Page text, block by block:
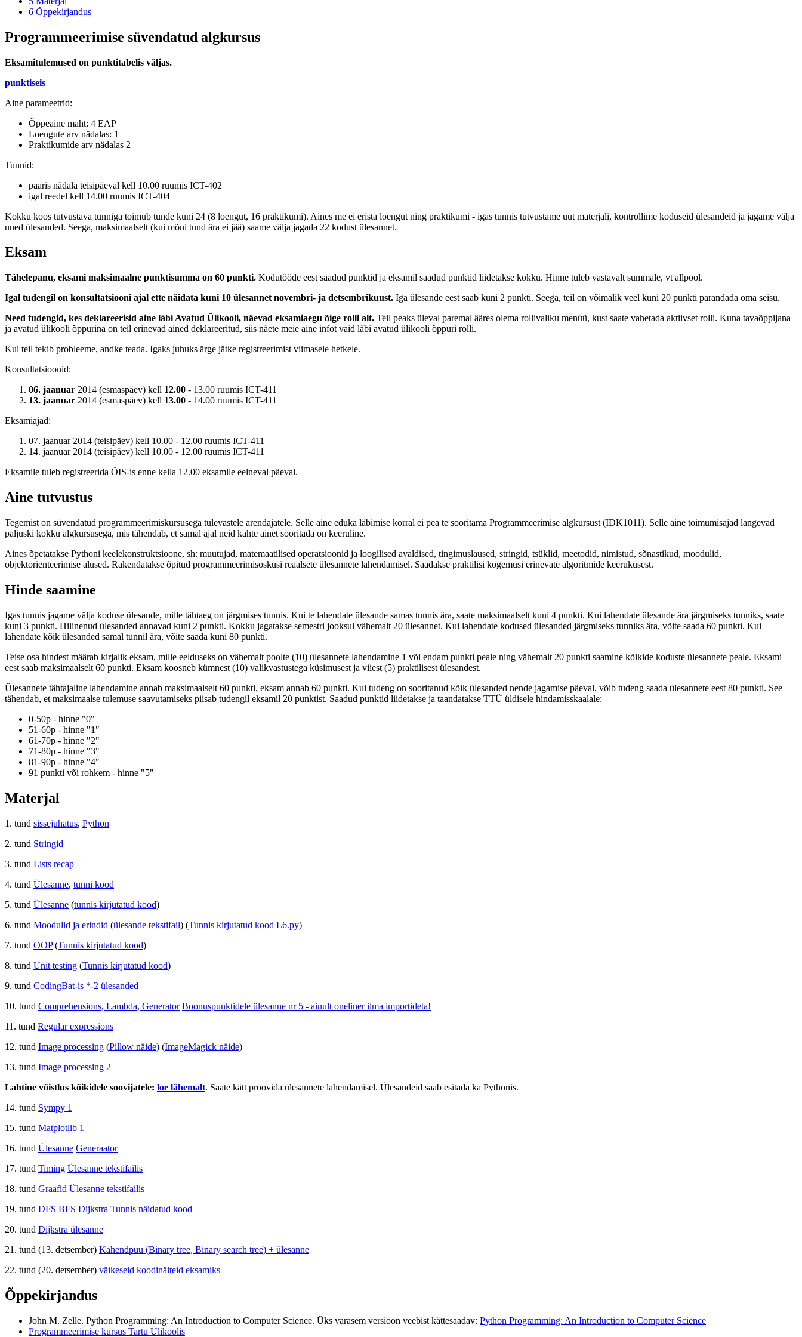
6 Õppekirjandus
Programmeerimise süvendatud algkursus
Eksamitulemused on punktitabelis väljas.
punktiseis
Aine parameetrid:
Õppeaine maht: 4 EAP
Loengute arv nädalas: 1
Praktikumide arv nädalas 2
Tunnid:
paaris nädala teisipäeval kell 10.00 ruumis ICT-402
igal reedel kell 14.00 ruumis ICT-404
Kokku koos tutvustava tunniga toimub tunde kuni 24 (8 loengut, 16 praktikumi). Aines me ei erista loengut ning praktikumi - igas tunnis tutvustame uut materjali, kontrollime koduseid ülesandeid ja jagame välja
uued ülesanded. Seega, maksimaalselt (kui mõni tund ära ei jää) saame välja jagada 22 kodust ülesannet.
Eksam
Tähelepanu, eksami maksimaalne punktisumma on 60 punkti. Kodutööde eest saadud punktid ja eksamil saadud punktid liidetakse kokku. Hinne tuleb vastavalt summale, vt allpool.
Igal tudengil on konsultatsiooni ajal ette näidata kuni 10 ülesannet novembri- ja detsembrikuust. Iga ülesande eest saab kuni 2 punkti. Seega, teil on võimalik veel kuni 20 punkti parandada oma seisu.
Need tudengid, kes deklareerisid aine läbi Avatud Ülikooli, näevad eksamiaegu õige rolli alt. Teil peaks üleval paremal ääres olema rollivaliku menüü, kust saate vahetada aktiivset rolli. Kuna tavaõppijana
ja avatud ülikooli õppurina on teil erinevad ained deklareeritud, siis näete meie aine infot vaid läbi avatud ülikooli õppuri rolli.
Kui teil tekib probleeme, andke teada. Igaks juhuks ärge jätke registreerimist viimasele hetkele.
Konsultatsioonid:
06. jaanuar 2014 (esmaspäev) kell 12.00 - 13.00 ruumis ICT-411
13. jaanuar 2014 (esmaspäev) kell 13.00 - 14.00 ruumis ICT-411
Eksamiajad:
07. jaanuar 2014 (teisipäev) kell 10.00 - 12.00 ruumis ICT-411
14. jaanuar 2014 (teisipäev) kell 10.00 - 12.00 ruumis ICT-411
Eksamile tuleb registreerida ÕIS-is enne kella 12.00 eksamile eelneval päeval.
Aine tutvustus
Tegemist on süvendatud programmeerimiskursusega tulevastele arendajatele. Selle aine eduka läbimise korral ei pea te sooritama Programmeerimise algkursust (IDK1011). Selle aine toimumisajad langevad
paljuski kokku algkursusega, mis tähendab, et samal ajal neid kahte ainet sooritada on keeruline.
Aines õpetatakse Pythoni keelekonstruktsioone, sh: muutujad, matemaatilised operatsioonid ja loogilised avaldised, tingimuslaused, stringid, tsüklid, meetodid, nimistud, sõnastikud, moodulid,
objektorienteerimise alused. Rakendatakse õpitud programmeerimisoskusi reaalsete ülesannete lahendamisel. Saadakse praktilisi kogemusi erinevate algoritmide keerukusest.
Hinde saamine
Igas tunnis jagame välja koduse ülesande, mille tähtaeg on järgmises tunnis. Kui te lahendate ülesande samas tunnis ära, saate maksimaalselt kuni 4 punkti. Kui lahendate ülesande ära järgmiseks tunniks, saate
kuni 3 punkti. Hilinenud ülesanded annavad kuni 2 punkti. Kokku jagatakse semestri jooksul vähemalt 20 ülesannet. Kui lahendate kodused ülesanded järgmiseks tunniks ära, võite saada 60 punkti. Kui
lahendate kõik ülesanded samal tunnil ära, võite saada kuni 80 punkti.
Teise osa hindest määrab kirjalik eksam, mille eelduseks on vähemalt poolte (10) ülesannete lahendamine 1 või endam punkti peale ning vähemalt 20 punkti saamine kõikide koduste ülesannete peale. Eksami
eest saab maksimaalselt 60 punkti. Eksam koosneb kümnest (10) valikvastustega küsimusest ja viiest (5) praktilisest ülesandest.
Ülesannete tähtajaline lahendamine annab maksimaalselt 60 punkti, eksam annab 60 punkti. Kui tudeng on sooritanud kõik ülesanded nende jagamise päeval, võib tudeng saada ülesannete eest 80 punkti. See
tähendab, et maksimaalse tulemuse saavutamiseks piisab tudengil eksamil 20 punktist. Saadud punktid liidetakse ja taandatakse TTÜ üldisele hindamisskaalale:
0-50p - hinne "0"
51-60p - hinne "1"
61-70p - hinne "2"
71-80p - hinne "3"
81-90p - hinne "4"
91 punkti või rohkem - hinne "5"
Materjal
1. tund sissejuhatus, Python
2. tund Stringid
3. tund Lists recap
4. tund Ülesanne, tunni kood
5. tund Ülesanne (tunnis kirjutatud kood)
6. tund Moodulid ja erindid (ülesande tekstifail) (Tunnis kirjutatud kood L6.py)
7. tund OOP(Tunnis kirjutatud kood)
8. tund Unit testing (Tunnis kirjutatud kood)
9. tund CodingBat-is *-2 ülesanded
10. tund Comprehensions, Lambda, Generator Boonuspunktidele ülesanne nr 5 - ainult oneliner ilma importideta!
11. tund Regular expressions
12. tund Image processing (Pillow näide) (ImageMagick näide)
13. tund Image processing 2
Lahtine võistlus kõikidele soovijatele: loe lähemalt. Saate kätt proovida ülesannete lahendamisel. Ülesandeid saab esitada ka Pythonis.
14. tund Sympy 1
15. tund Matplotlib 1
16. tund Ülesanne Generaator
17. tund Timing Ülesanne tekstifailis
18. tund Graafid Ülesanne tekstifailis
19. tund DFS BFS Dijkstra Tunnis näidatud kood
20. tund Dijkstra ülesanne
21. tund (13. detsember) Kahendpuu (Binary tree, Binary search tree) + ülesanne
22. tund (20. detsember) väikeseid koodinäiteid eksamiks
Õppekirjandus
John M. Zelle. Python Programming: An Introduction to Computer Science. Üks varasem versioon veebist kättesaadav: Python Programming: An Introduction to Computer Science
Programmeerimise kursus Tartu Ülikoolis